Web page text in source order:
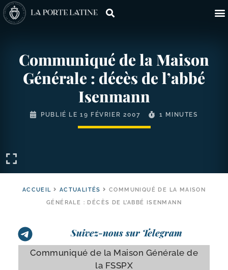
Communiqué de la Maison
Générale : décès de l’abbé
Isenmann
PUBLIÉ LE19 FÉVRIER 2007 1 MINUTES
ACCUEIL ACTUALITÉS
COMMUNIQUÉ DE LA MAISON
GÉNÉRALE : DÉCÈS DE L’ABBÉ ISENMANN
Suivez-nous sur Telegram
Communiqué de la Maison Générale de
la FSSPX